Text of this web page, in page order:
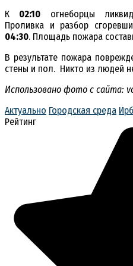
К 02:10огнеборцы
Проливка и разбор
04:30. Площадь пожара
В результате пожара
стены и пол. Никто из людей
Использовано фото с сайта:
Актуально Городская среда
Рейтинг